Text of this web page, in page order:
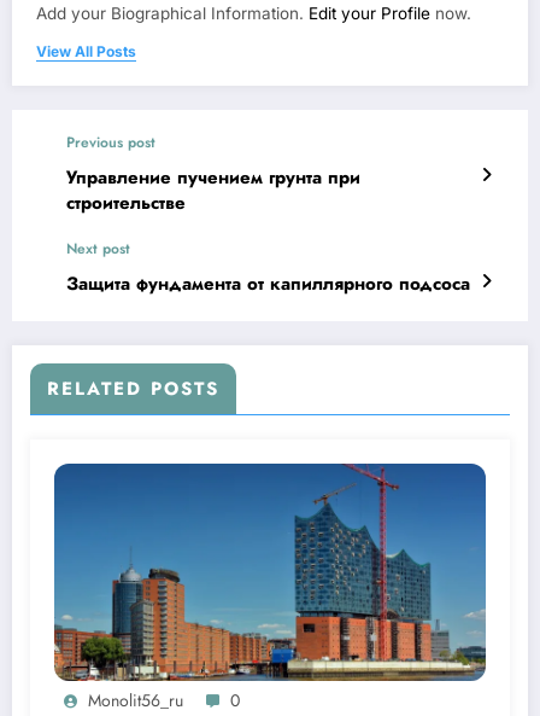
Add your Biographical Information. Edit your Profile now.
View All Posts
Previous post
Управление пучением грунта при
строительстве
Next post
Защита фундамента от капиллярного подсоса
RELATED POSTS
Monolit56_ru 0